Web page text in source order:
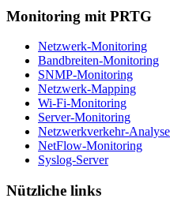
Monitoring mit PRTG
Netzwerk-Monitoring
Bandbreiten-Monitoring
SNMP-Monitoring
Netzwerk-Mapping
Wi-Fi-Monitoring
Server-Monitoring
Netzwerkverkehr-
NetFlow-Monitoring
Syslog-Server
Nützliche links